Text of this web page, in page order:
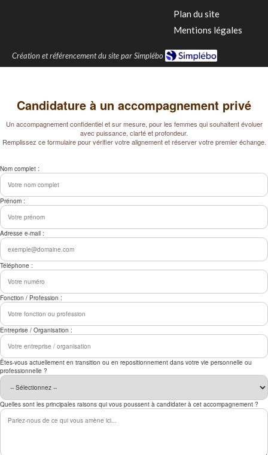
Plan du site
Mentions légales
Création et référencement du site par Simplébo
Candidature à un accompagnement privé
Un accompagnement confidentiel et sur mesure, pour les femmes qui souhaitent évoluer
avec puissance, clarté et profondeur.
Remplissez ce formulaire pour vérifier votre alignement et réserver votre premier échange.
Nom complet :
Prénom :
Adresse e-mail :
Téléphone :
Fonction / Profession :
Entreprise / Organisation :
Êtes-vous actuellement en transition ou en repositionnement dans votre vie personnelle ou
professionnelle ?
Quelles sont les principales raisons qui vous poussent à candidater à cet accompagnement ?